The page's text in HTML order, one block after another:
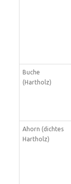
Buche
(Hartholz)
Ahorn (dichtes
Hartholz)